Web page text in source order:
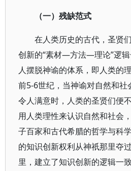
（一）残缺范式
在人类历史的古代，圣贤
创新的“素材—方法—理论”逻
人摆脱神谕的体系，即人类的
前5-6世纪，当神谕对自然和
令人满意时，人类的圣贤们便
用人类理性来认识自然和社会
子百家和古代希腊的哲学与科
的知识创新权利从神祇那里夺
里，建立了知识创新的逻辑一